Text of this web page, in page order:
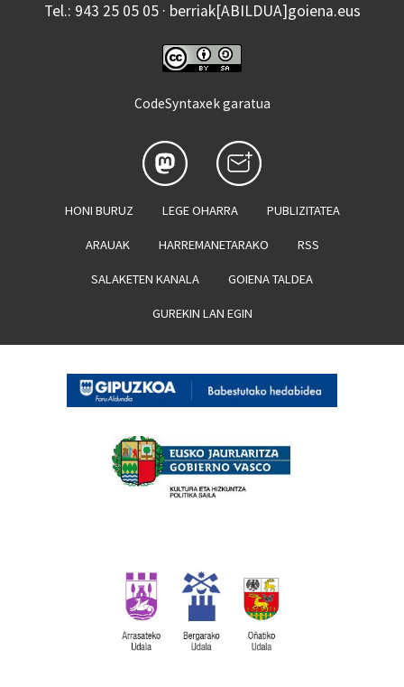
Tel.: 943 25 05 05 · berriak[ABILDUA]goiena.eus
CodeSyntaxek garatua
HONI BURUZ LEGE OHARRA PUBLIZITATEA
ARAUAK HARREMANETARAKO RSS
SALAKETEN KANALA GOIENA TALDEA
GUREKIN LAN EGIN